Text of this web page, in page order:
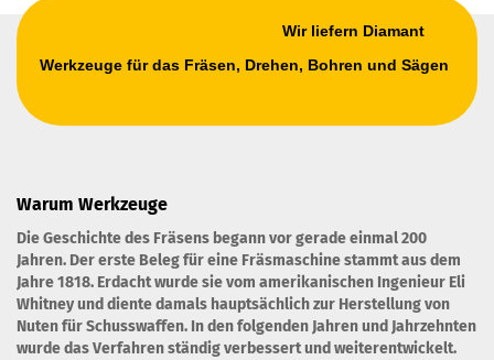
Wir liefern Diamant
Werkzeuge für das Fräsen, Drehen, Bohren und Sägen
Warum Werkzeuge
Die Geschichte des Fräsens begann vor gerade einmal 200
Jahren. Der erste Beleg für eine Fräsmaschine stammt aus dem
Jahre 1818. Erdacht wurde sie vom amerikanischen Ingenieur Eli
Whitney und diente damals hauptsächlich zur Herstellung von
Nuten für Schusswaffen. In den folgenden Jahren und Jahrzehnten
wurde das Verfahren ständig verbessert und weiterentwickelt.